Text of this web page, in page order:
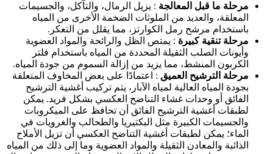
مرحلة ما قبل المعالجة : يزيل الرمال، والتآكل، والجسيمات
المعلقة، والعديد من الملوثات الضخمة الأخرى من المياه
باستخدام مرشح رمل الكوارتز، مما يقلل من التعكر.
مرحلة تنقية كبيرة : يمتص الظل والرائحة والمواد العضوية
وأيونات الصلب الثقيلة المحددة من المياه باستخدام فلتر
الكربون المنشط، مما يزيد من إزالة السموم من جودة المياه.
مرحلة الترشيح العميق : اعتمادًا على بعض المخاوف المتعلقة
بجودة المياه العالية لمياه الآبار، يتم تركيب أغشية الترشيح
الفائق أو وحدات غشاء التناضح العكسي بشكل فريد. يمكن
لطبقات أغشية الترشيح الفائق أن تحافظ على الميكروبات
والجسيمات الكبيرة مثل البكتيريا والطحالب والغرويات في
الماء؛ يمكن لطبقات أغشية التناضح العكسي أن تزيل الأملاح
الذائبة والمعادن الثقيلة والمواد العضوية وما إلى ذلك من المياه